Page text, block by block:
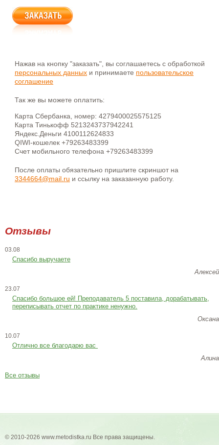
Нажав на кнопку "заказать", вы соглашаетесь с обработкой
персональных данных и принимаете пользовательское
соглашение
Так же вы можете оплатить:
Карта Сбербанка, номер: 4279400025575125
Карта Тинькофф 5213243737942241
Яндекс.Деньги 4100112624833
QIWI-кошелек +79263483399
Счет мобильного телефона +79263483399
После оплаты обязательно пришлите скриншот на
3344664@mail.ru и ссылку на заказанную работу.
Отзывы
03.08
Спасибо выручаете
Алексей
23.07
Cпасибо большое ей! Преподаватель 5 поставила, дорабатывать,
переписывать отчет по практике ненужно.
Оксана
10.07
Отлично все благодарю вас
Алина
Все отзывы
© 2010-2026 www.metodistka.ru Все права защищены.